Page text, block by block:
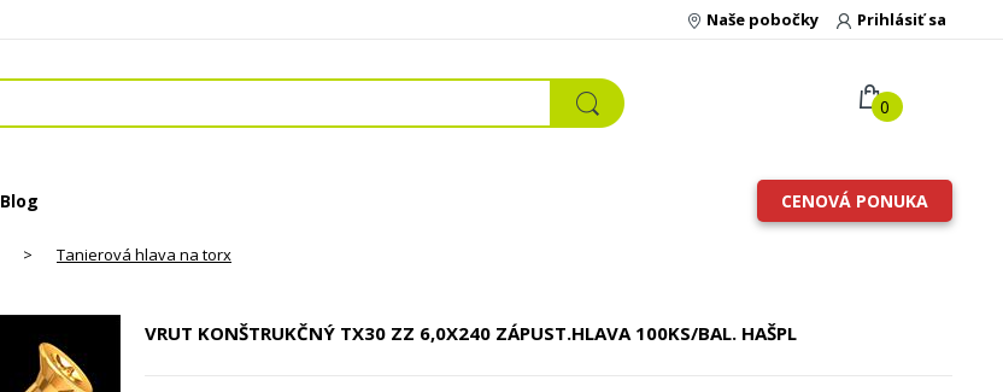
Prihlásiť sa
Naše pobočky
0
Blog CENOVÁ PONUKA
> Tanierová hlava na torx
VRUT KONŠTRUKČNÝ TX30 ZZ 6,0X240 ZÁPUST.HLAVA 100KS/BAL. HAŠPL